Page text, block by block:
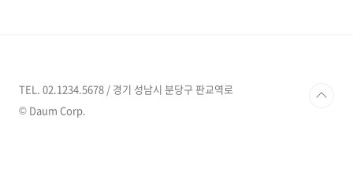
TEL. 02.1234.5678 / 경기 성남시 분당구 판교역로
© Daum Corp.